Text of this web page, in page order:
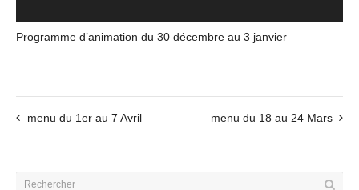
Programme d’animation du 30 décembre au 3 janvier
menu du 1er au 7 Avril menu du 18 au 24 Mars